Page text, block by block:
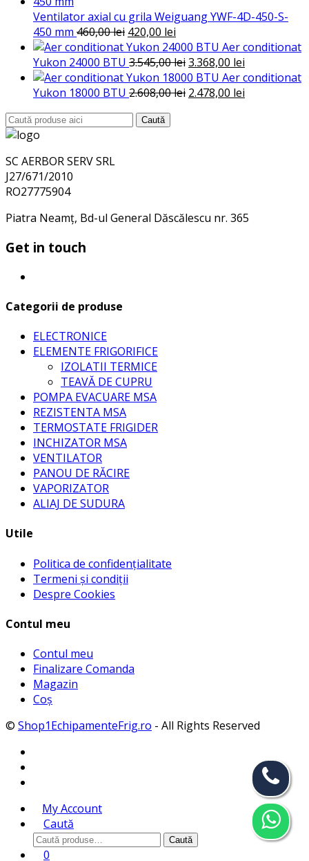
Ventilator axial cu grila Weiguang YWF-4D-450-S-
450 mm 460,00lei Prețul
inițial
a
fost:
460,00 lei.
420,00 lei
curent
este:
420,00 lei.
Aer conditionat
Yukon 24000 BTU 3.545,00leiPrețul
inițial
a
3.368,00 lei
curent
Aer conditionat
Yukon 18000 BTU 2.608,00lei Prețul
2.478,00 lei
Search
for:
Caută
SC AERBOR SERV SRL
J27/671/2010
RO27775904
Piatra Neamț, Bd-ul General Dăscălescu nr. 365
Get in touch
Categorii de produse
ELECTRONICE
ELEMENTE FRIGORIFICE
IZOLATII TERMICE
TEAVĂ DE CUPRU
POMPA EVACUARE MSA
REZISTENTA MSA
TERMOSTATE FRIGIDER
INCHIZATOR MSA
VENTILATOR
PANOU DE RĂCIRE
VAPORIZATOR
ALIAJ DE SUDURA
Utile
Politica de confidențialitate
Termeni și condiții
Despre Cookies
Contul meu
Contul meu
Finalizare Comanda
Magazin
Coș
© Shop1EchipamenteFrig.ro - All Rights Reserved
My Account
Caută
Caută
după:
Caută
0